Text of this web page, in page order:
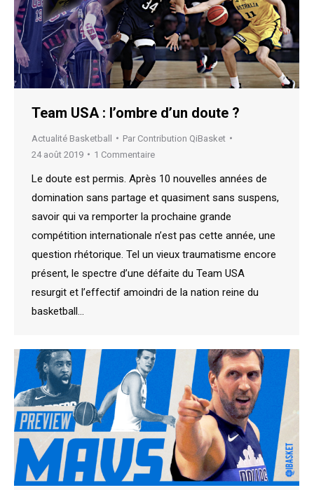
Team USA : l’ombre d’un doute ?
Actualité Basketball Par Contribution QiBasket
24 août 2019
1 Commentaire
Le doute est permis. Après 10 nouvelles années de
domination sans partage et quasiment sans suspens,
savoir qui va remporter la prochaine grande
compétition internationale n’est pas cette année, une
question rhétorique. Tel un vieux traumatisme encore
présent, le spectre d’une défaite du Team USA
resurgit et l’effectif amoindri de la nation reine du
basketball…